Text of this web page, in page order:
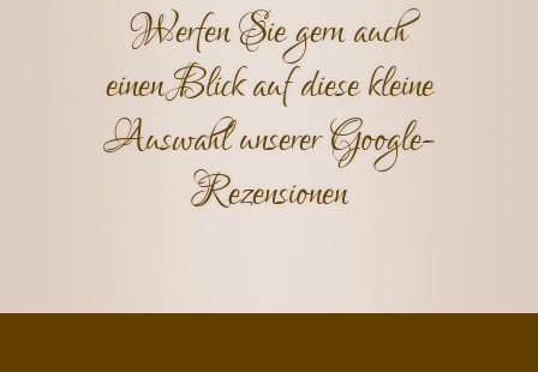
Werfen Sie gern auch
einen Blick auf diese kleine
Auswahl unserer Google-
Rezensionen